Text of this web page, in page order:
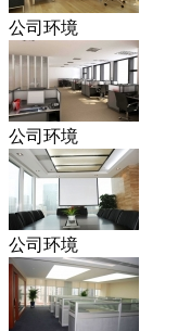
公司环境
公司环境
公司环境